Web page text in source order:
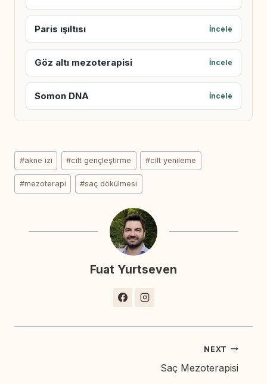
Paris ışıltısı İncele
Göz altı mezoterapisi İncele
Somon DNA İncele
Post
Tags:
#akne izi #cilt gençleştirme #cilt yenileme
#mezoterapi #saç dökülmesi
Fuat Yurtseven
NEXT
Saç Mezoterapisi